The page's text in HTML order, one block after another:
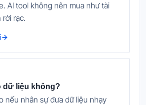
AI tool không nên mua như tài
rời rạc.
dữ liệu không?
nếu nhân sự đưa dữ liệu nhạy